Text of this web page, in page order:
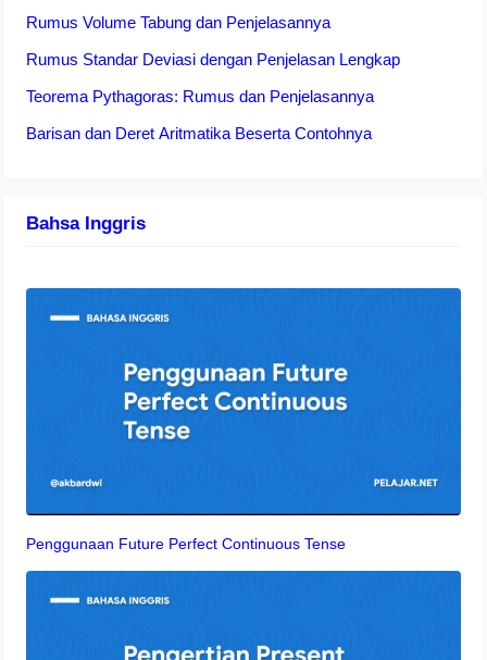
Rumus Volume Tabung dan Penjelasannya
Rumus Standar Deviasi dengan Penjelasan Lengkap
Teorema Pythagoras: Rumus dan Penjelasannya
Barisan dan Deret Aritmatika Beserta Contohnya
Bahsa Inggris
Penggunaan Future Perfect Continuous Tense